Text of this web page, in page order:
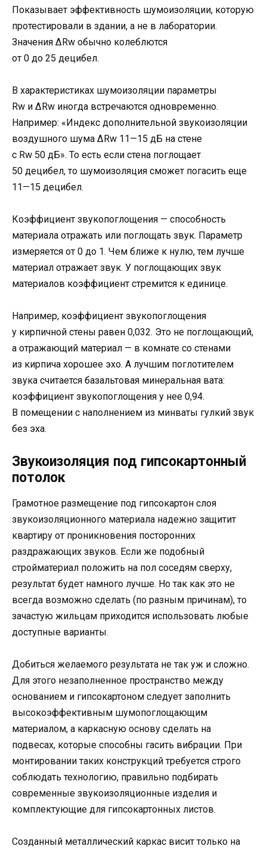
Показывает эффективность шумоизоляции, которую
протестировали в здании, а не в лаборатории.
Значения ΔRw обычно колеблются
от 0 до 25 децибел.
В характеристиках шумоизоляции параметры
Rw и ΔRw иногда встречаются одновременно.
Например: «Индекс дополнительной звукоизоляции
воздушного шума ΔRw 11—15 дБ на стене
с Rw 50 дБ». То есть если стена поглощает
50 децибел, то шумоизоляция сможет погасить еще
11—15 децибел.
Коэффициент звукопоглощения — способность
материала отражать или поглощать звук. Параметр
измеряется от 0 до 1. Чем ближе к нулю, тем лучше
материал отражает звук. У поглощающих звук
материалов коэффициент стремится к единице.
Например, коэффициент звукопоглощения
у кирпичной стены равен 0,032. Это не поглощающий,
а отражающий материал — в комнате со стенами
из кирпича хорошее эхо. А лучшим поглотителем
звука считается базальтовая минеральная вата:
коэффициент звукопоглощения у нее 0,94.
В помещении с наполнением из минваты гулкий звук
без эха.
Звукоизоляция под гипсокартонный
потолок
Грамотное размещение под гипсокартон слоя
звукоизоляционного материала надежно защитит
квартиру от проникновения посторонних
раздражающих звуков. Если же подобный
стройматериал положить на пол соседям сверху,
результат будет намного лучше. Но так как это не
всегда возможно сделать (по разным причинам), то
зачастую жильцам приходится использовать любые
доступные варианты.
Добиться желаемого результата не так уж и сложно.
Для этого незаполненное пространство между
основанием и гипсокартоном следует заполнить
высокоэффективным шумопоглощающим
материалом, а каркасную основу сделать на
подвесах, которые способны гасить вибрации. При
монтировании таких конструкций требуется строго
соблюдать технологию, правильно подбирать
современные звукоизоляционные изделия и
комплектующие для гипсокартонных листов.
Созданный металлический каркас висит только на